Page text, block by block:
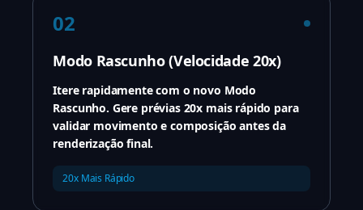
02
Modo Rascunho (Velocidade 20x)
Itere rapidamente com o novo Modo
Rascunho. Gere prévias 20x mais rápido para
validar movimento e composição antes da
renderização final.
20x Mais Rápido